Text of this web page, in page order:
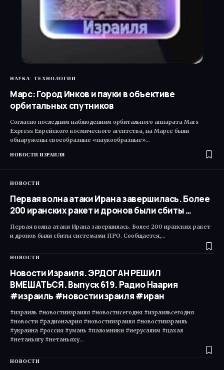
НАУКА ТЕХНОЛОГИИ
Марс: Город Инков и пауки в объективе
орбитальных спутников
Согласно последним наблюдениям орбитального аппарата Mars
Express Еврейского космического агентства, на Марсе были
обнаружены своеобразные «паукообразные»…
НОВОСТИ ИЗРАИЛЯ
НОВОСТИ
Первая волна атаки Ирана завершилась. Более
200 иранских ракет и дронов были сбиты …
Первая волна атаки Ирана завершилась. Более 200 иранских ракет
и дронов были сбиты системами ПРО. Сообщается,…
НОВОСТИ
Новости Израиля. ЭРДОГАН РЕШИЛ
ВМЕШАТЬСЯ. Выпуск 619. Радио Наария
#израиль #новостиизраиля #иран
#израиль #новостиизраиля #новостисегодня #израильсегодня
#новости #радионаария #новостиизраиля #новостиизраиль
#украина #россия #умань #паломники #иерусалим #цахал
#нетаньягу #нетаньяху…
НОВОСТИ